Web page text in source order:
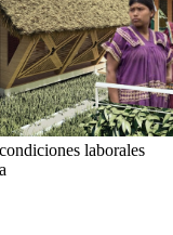
laborales